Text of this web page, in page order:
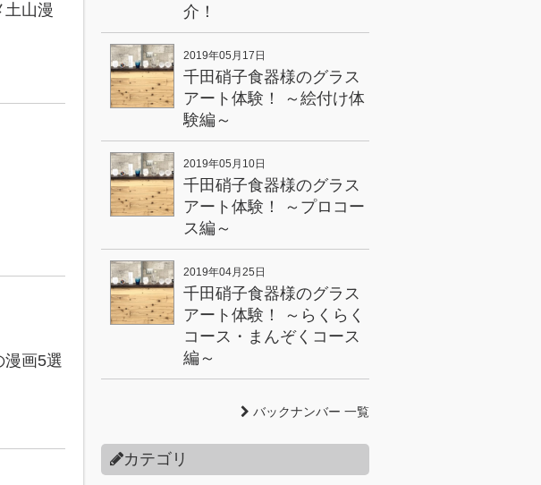
山漫
画5選
介！
2019年05月17日
千田硝子食器様のグラス
アート体験！ ～絵付け体
験編～
2019年05月10日
千田硝子食器様のグラス
アート体験！ ～プロコー
ス編～
2019年04月25日
千田硝子食器様のグラス
アート体験！ ～らくらく
コース・まんぞくコース
編～
バックナンバー 一覧
カテゴリ